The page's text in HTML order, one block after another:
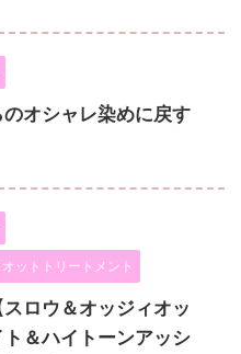
オシャレ染めに戻す
ットトリートメント
ロウ＆オッジィオッ
ト＆ハイトーンアッシ